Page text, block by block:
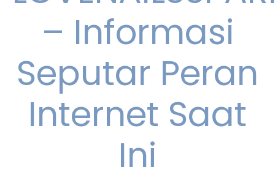
– Informasi
Seputar Peran
Internet Saat
Ini